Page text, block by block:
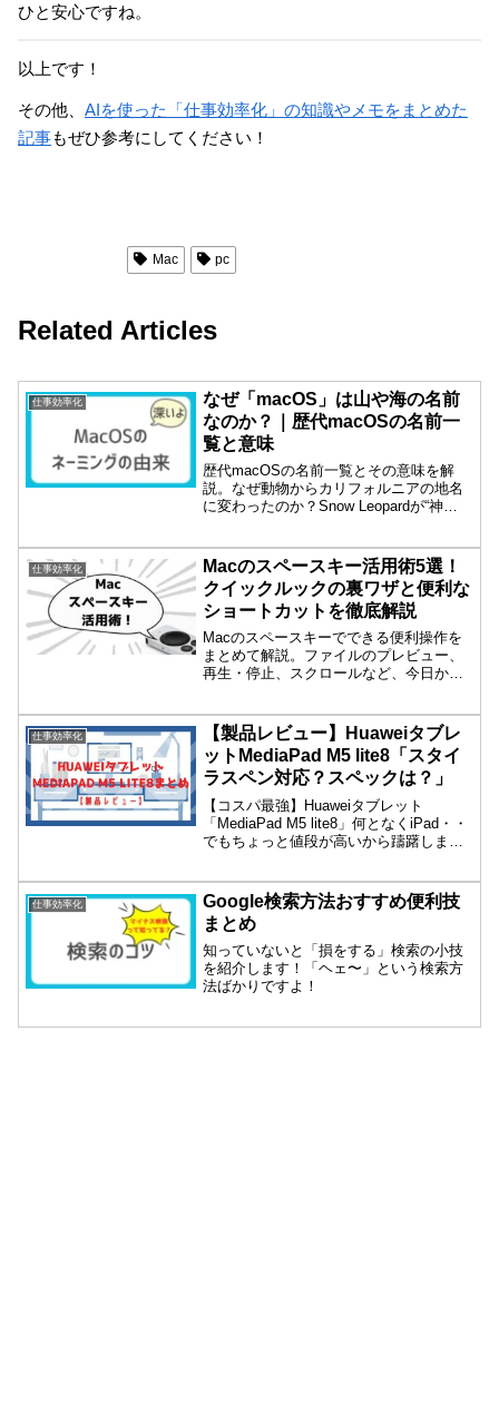
ひと安心ですね。
以上です！
その他、 AIを使った「仕事効率化」の知識やメモをまとめた
記事もぜひ参考にしてください！
Mac pc
Related Articles
仕事効率化
なぜ「macOS」は山や海の名前
なのか？｜歴代macOSの名前一
覧と意味
歴代macOSの名前一覧とその意味を解
説。なぜ動物からカリフォルニアの地名
に変わったのか？Snow Leopardが“神
仕事効率化
Macのスペースキー活用術5選！
クイックルックの裏ワザと便利な
ショートカットを徹底解説
Macのスペースキーでできる便利操作を
まとめて解説。ファイルのプレビュー、
再生・停止、スクロールなど、今日から
仕事効率化
【製品レビュー】Huaweiタブレ
ットMediaPad M5 lite8「スタイ
ラスペン対応？スペックは？」
【コスパ最強】Huaweiタブレット
「MediaPad M5 lite8」何となくiPad・・
でもちょっと値段が高いから躊躇しま
Huaweiってどうなんでしょう？そ...
仕事効率化
Google検索方法おすすめ便利技
まとめ
知っていないと「損をする」検索の小技
を紹介します！「ヘェ〜」という検索方
法ばかりですよ！